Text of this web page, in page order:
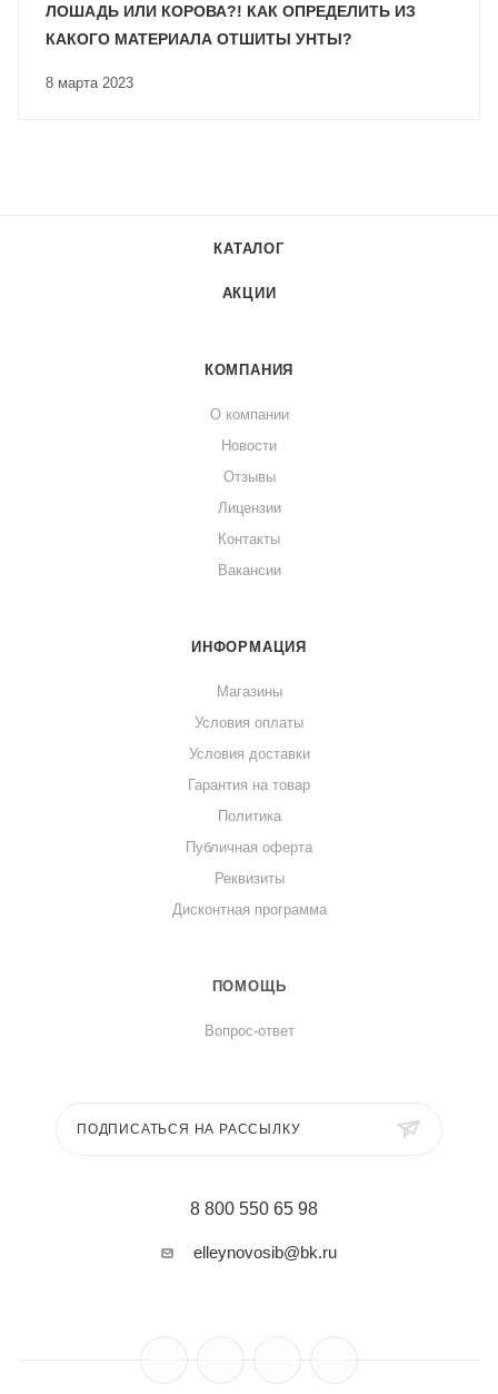
8 марта 2023
ЛОШАДЬ ИЛИ КОРОВА?! КАК ОПРЕДЕЛИТЬ ИЗ
КАКОГО МАТЕРИАЛА ОТШИТЫ УНТЫ?
КАТАЛОГ
АКЦИИ
КОМПАНИЯ
О компании
Новости
Отзывы
Лицензии
Контакты
Вакансии
ИНФОРМАЦИЯ
Магазины
Условия оплаты
Условия доставки
Гарантия на товар
Политика
Публичная оферта
Реквизиты
Дисконтная программа
ПОМОЩЬ
Вопрос-ответ
ПОДПИСАТЬСЯ НА РАССЫЛКУ
8 800 550 65 98
elleynovosib@bk.ru